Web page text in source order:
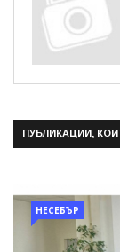
ПУБЛИКАЦИИ,
НЕСЕБЪР